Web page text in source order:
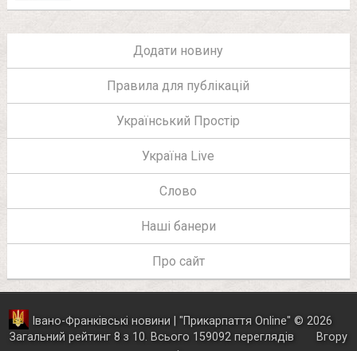
Додати новину
Правила для публікацій
Український Простір
Україна Live
Слово
Наші банери
Про сайт
Івано-Франківські новини | "Прикарпаття Online" © 2026
Загальний рейтинг 8 з 10. Всього 159092переглядів
Вгору